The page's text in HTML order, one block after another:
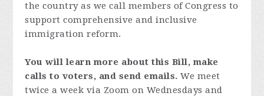
the country as we call members of Congress to
support comprehensive and inclusive
immigration reform.
You will learn more about this Bill, make
calls to voters, and send emails. We meet
twice a week via Zoom on Wednesdays and